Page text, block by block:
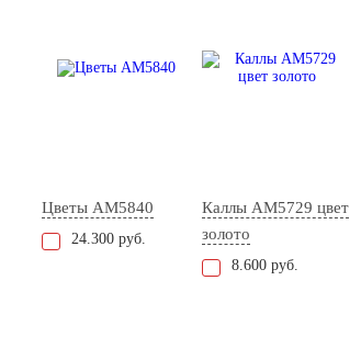
Цветы AM5840
24.300 руб.
Каллы AM5729 цвет
золото
8.600 руб.